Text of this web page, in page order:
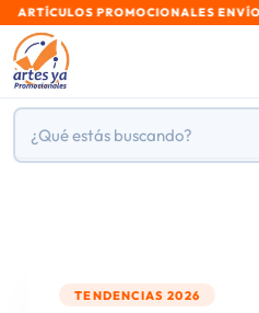
PROMOCIONALES
TENDENCIAS 2026